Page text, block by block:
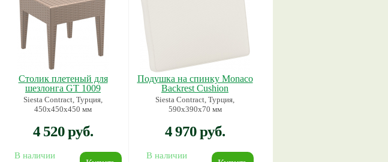
Столик плетеный для
шезлонга GT 1009
Siesta Contract, Турция,
450х450х450 мм
4 520 руб.
В наличии
Подушка на спинку Monaco
Backrest Cushion
Siesta Contract, Турция,
590х390х70 мм
4 970 руб.
В наличии